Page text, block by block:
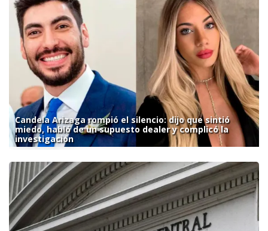
Candela Arizaga rompió el silencio: dijo que sintió
miedo, habló de un supuesto dealer y complicó la
investigación